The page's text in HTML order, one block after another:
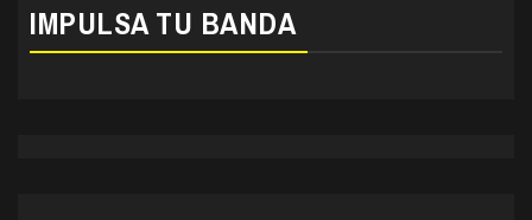
IMPULSA TU BANDA